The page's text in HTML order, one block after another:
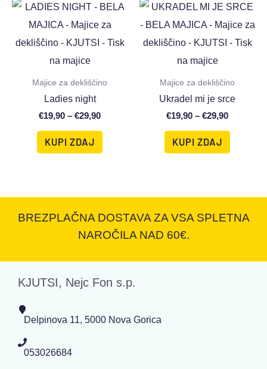
Majice za dekliščino
Ladies night
€19,90 – €29,90
KUPI ZDAJ
Majice za dekliščino
Ukradel mi je srce
€19,90 – €29,90
KUPI ZDAJ
BREZPLAČNA DOSTAVA ZA VSA SPLETNA
NAROČILA NAD 60€.
KJUTSI, Nejc Fon s.p.
Delpinova 11, 5000 Nova Gorica
053026684